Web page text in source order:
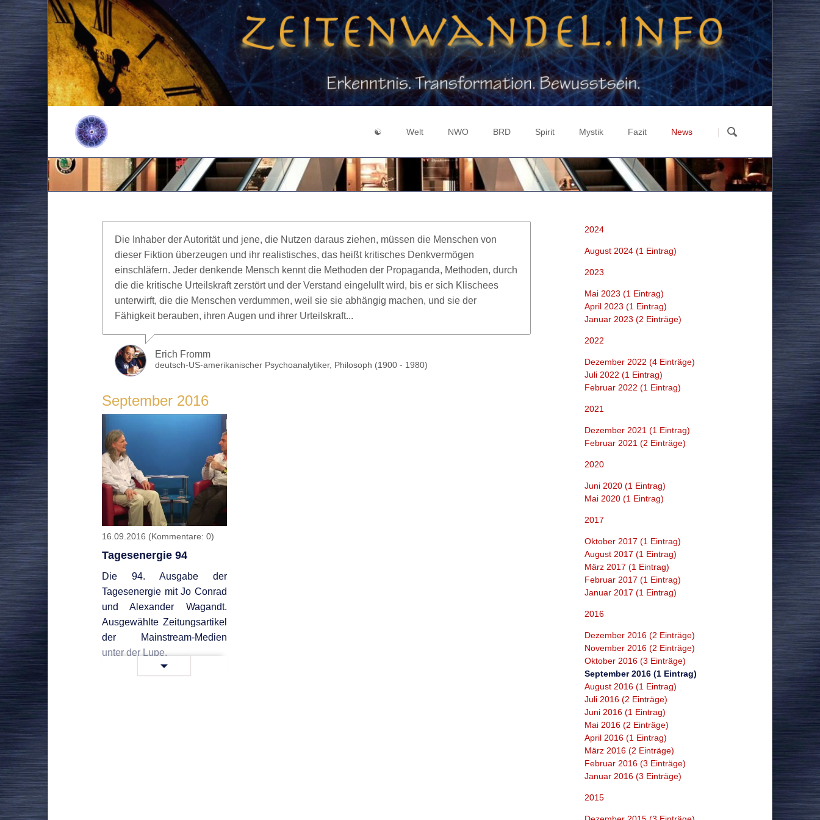
überspringen
☯
Login
Registrieren
Welt
Zeichen & Symbole
Mensch vs. Person
Federal Reserve
COVID-19
NWO
Geheimlehre
Gott-Welt-Dualismus
Bibel Code 666
Fluch von Kanaan
BRD
Medienmanipulation
Souveränität
Spirit
Geist über Materie
Holographisches Weltbild
Mystik
Luzifer Experiment
Zyklen
3 Tage Finsternis
Fazit News
Highlights
Gesellschaft & Politik
Wirtschaft & Finanzen
Klima & Geo-Engineering
Gesundheit & Ernährung
Sonstiges & Kuriositäten
News in English
Die Inhaber der Autorität und jene, die Nutzen daraus ziehen, müssen die Menschen von
dieser Fiktion überzeugen und ihr realistisches, das heißt kritisches Denkvermögen
einschläfern. Jeder denkende Mensch kennt die Methoden der Propaganda, Methoden, durch
die die kritische Urteilskraft zerstört und der Verstand eingelullt wird, bis er sich Klischees
unterwirft, die die Menschen verdummen, weil sie sie abhängig machen, und sie der
Fähigkeit berauben, ihren Augen und ihrer Urteilskraft...
Erich Fromm
deutsch-US-amerikanischer Psychoanalytiker, Philosoph (1900 - 1980)
September 2016
16.09.2016 (Kommentare: 0)
Tagesenergie 94
Die 94. Ausgabe der
Tagesenergie mit Jo Conrad
und Alexander Wagandt.
Ausgewählte Zeitungsartikel
der Mainstream-Medien
unter der Lupe.
Weiterlesen …Tagesenergie
94
2024
August 2024 (1 Eintrag)
2023
Mai 2023 (1 Eintrag)
April 2023 (1 Eintrag)
Januar 2023 (2 Einträge)
2022
Dezember 2022 (4 Einträge)
Juli 2022 (1 Eintrag)
Februar 2022 (1 Eintrag)
2021
Dezember 2021 (1 Eintrag)
Februar 2021 (2 Einträge)
2020
Juni 2020 (1 Eintrag)
Mai 2020 (1 Eintrag)
2017
Oktober 2017 (1 Eintrag)
August 2017 (1 Eintrag)
März 2017 (1 Eintrag)
Februar 2017 (1 Eintrag)
Januar 2017 (1 Eintrag)
2016
Dezember 2016 (2 Einträge)
November 2016 (2 Einträge)
Oktober 2016 (3 Einträge)
September 2016 (1 Eintrag)
August 2016 (1 Eintrag)
Juli 2016 (2 Einträge)
Juni 2016 (1 Eintrag)
Mai 2016 (2 Einträge)
April 2016 (1 Eintrag)
März 2016 (2 Einträge)
Februar 2016 (3 Einträge)
Januar 2016 (3 Einträge)
2015